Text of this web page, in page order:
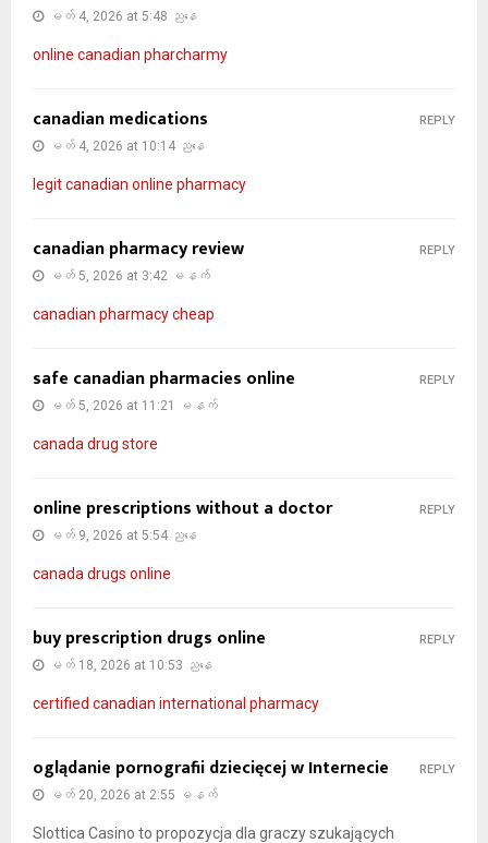
မတ် 4, 2026 at 5:48 ညနေ
online canadian pharcharmy
canadian medications
မတ် 4, 2026 at 10:14 ညနေ
legit canadian online pharmacy
REPLY
canadian pharmacy review
မတ် 5, 2026 at 3:42 မနက်
canadian pharmacy cheap
REPLY
safe canadian pharmacies online
မတ် 5, 2026 at 11:21 မနက်
canada drug store
REPLY
online prescriptions without a doctor
မတ် 9, 2026 at 5:54 ညနေ
canada drugs online
REPLY
buy prescription drugs online
မတ် 18, 2026 at 10:53 ညနေ
certified canadian international pharmacy
REPLY
oglądanie pornografii dziecięcej w Internecie
မတ် 20, 2026 at 2:55 မနက်
Slottica Casino to propozycja dla graczy szukających
REPLY